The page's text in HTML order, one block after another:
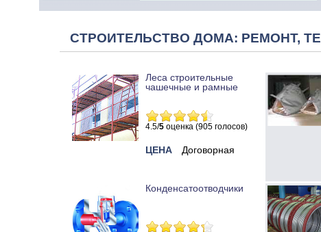
СТРОИТЕЛЬСТВО ДОМА: РЕМОНТ,
Леса строительные
чашечные и рамные
4.5/5 оценка (905 голосов)
ЦЕНА Договорная
Конденсатоотводчики